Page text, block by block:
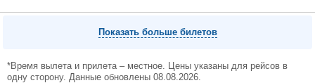
Показать больше билетов
*Время вылета и прилета – местное. Цены указаны для рейсов в
одну сторону. Данные обновлены 08.08.2026.